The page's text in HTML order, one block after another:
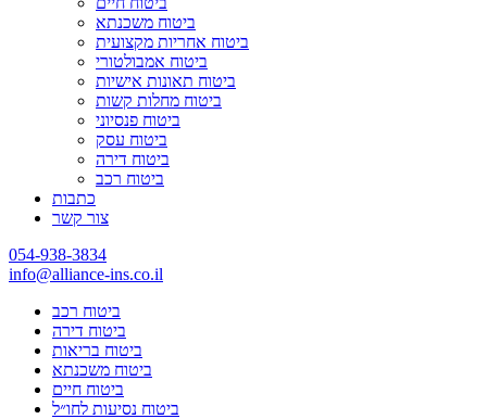
ביטוח משכנתא
ביטוח אחריות מקצועית
ביטוח אמבולטורי
ביטוח תאונות אישיות
ביטוח מחלות קשות
ביטוח פנסיוני
ביטוח עסק
ביטוח דירה
ביטוח רכב
כתבות
צור קשר
054-938-3834
info@alliance-ins.co.il
ביטוח רכב
ביטוח דירה
ביטוח בריאות
ביטוח משכנתא
ביטוח חיים
ביטוח נסיעות לחו״ל